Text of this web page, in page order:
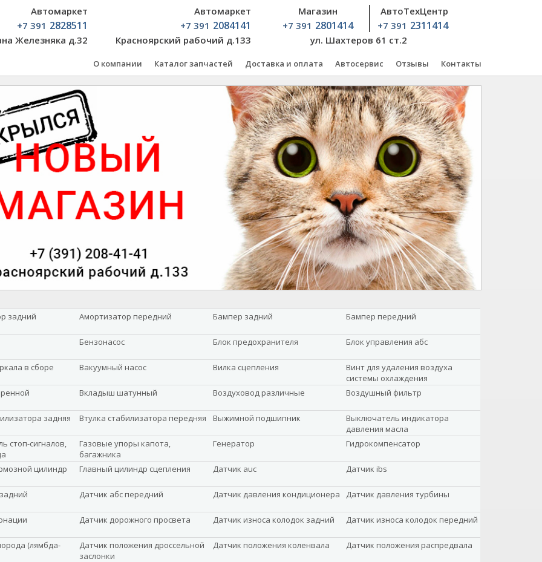
Автомаркет
+7 391 2828511
Железняка д.32
Автомаркет
+7 391 2084141
Красноярский рабочий д.133
Магазин
+7 391 2801414
АвтоТехЦентр
+7 391 2311414
ул. Шахтеров 61 ст.2
О компании Каталог запчастей Доставка и оплата Автосервис Отзывы Контакты
задний Амортизатор передний Бампер задний Бампер передний
Бензонасос Блок предохранителя Блок управления абс
в сборе Вакуумный насос Вилка сцепления
Винт для удаления воздуха
системы охлаждения
Вкладыш шатунный Воздуховод различные Воздушный фильтр
задняя Втулка стабилизатора передняя Выжимной подшипник
Выключатель индикатора
давления масла
стоп-сигналов,
Газовые упоры капота,
багажника
Генератор Гидрокомпенсатор
цилиндр Главный цилиндр сцепления Датчик auc Датчик ibs
Датчик абс передний Датчик давления кондиционера Датчик давления турбины
Датчик дорожного просвета Датчик износа колодок задний Датчик износа колодок передний
(лямбда-
Датчик положения дроссельной
заслонки
Датчик положения коленвала Датчик положения распредвала